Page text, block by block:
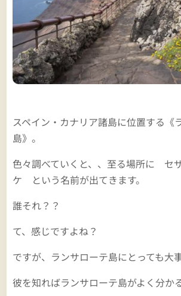
スペイン・カナリア諸島に位置する《
島》。
色々調べていくと、、至る場所に セ
ケ という名前が出てきます。
誰それ？？
て、感じですよね？
ですが、ランサローテ島にとっても大
彼を知ればランサローテ島がよく分か